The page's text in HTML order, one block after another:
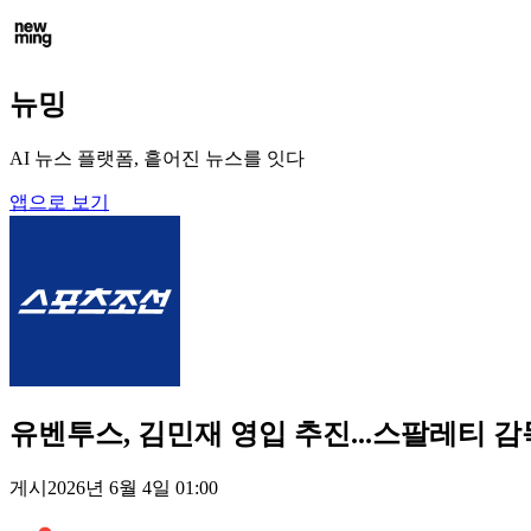
뉴밍
AI 뉴스 플랫폼, 흩어진 뉴스를 잇다
앱으로 보기
유벤투스, 김민재 영입 추진...스팔레티 감
게시 2026년 6월 4일 01:00